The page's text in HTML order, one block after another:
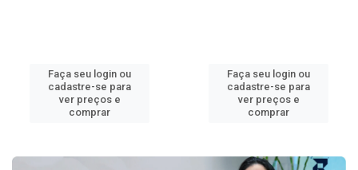
Faça seu login ou
cadastre-se para
ver preços e
comprar
Faça seu login ou
cadastre-se para
ver preços e
comprar